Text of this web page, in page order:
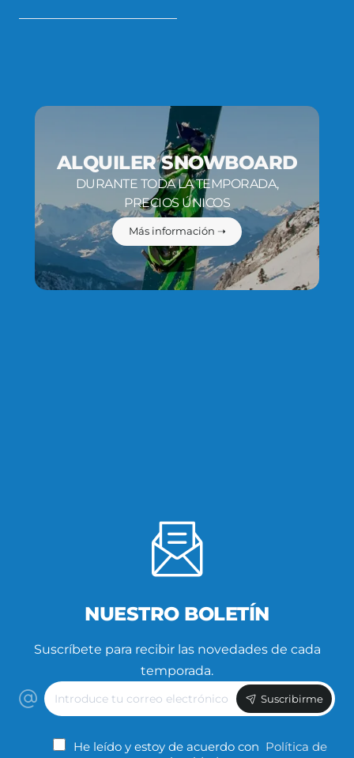
ALQUILER SNOWBOARD
DURANTE TODA LA TEMPORADA,
PRECIOS ÚNICOS
Más información ➝
NUESTRO BOLETÍN
Suscríbete para recibir las novedades de cada
temporada.
Introduce
tu
correo
Suscribirme
He leído y estoy de acuerdo con Política de